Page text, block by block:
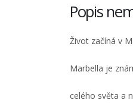
Popis
Život začíná v
Marbella je
celého světa a